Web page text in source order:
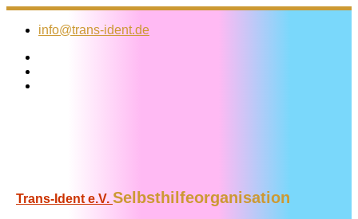
Zum
Inhalt
info@trans-ident.de
Trans-Ident e.V. Selbsthilfeorganisation